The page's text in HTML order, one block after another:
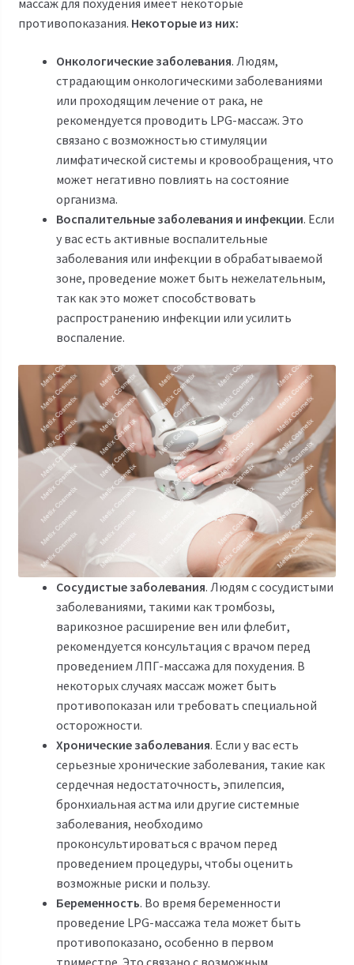
противопоказания. Некоторые из них:
Онкологические заболевания. Людям,
страдающим онкологическими заболеваниями
или проходящим лечение от рака, не
рекомендуется проводить LPG-массаж. Это
связано с возможностью стимуляции
лимфатической системы и кровообращения, что
может негативно повлиять на состояние
организма.
Воспалительные заболевания и инфекции. Если
у вас есть активные воспалительные
заболевания или инфекции в обрабатываемой
зоне, проведение может быть нежелательным,
так как это может способствовать
распространению инфекции или усилить
воспаление.
Сосудистые заболевания. Людям с сосудистыми
заболеваниями, такими как тромбозы,
варикозное расширение вен или флебит,
рекомендуется консультация с врачом перед
проведением ЛПГ-массажа для похудения. В
некоторых случаях массаж может быть
противопоказан или требовать специальной
осторожности.
Хронические заболевания. Если у вас есть
серьезные хронические заболевания, такие как
сердечная недостаточность, эпилепсия,
бронхиальная астма или другие системные
заболевания, необходимо
проконсультироваться с врачом перед
проведением процедуры, чтобы оценить
возможные риски и пользу.
Беременность. Во время беременности
проведение LPG-массажа тела может быть
противопоказано, особенно в первом
триместре. Это связано с возможным